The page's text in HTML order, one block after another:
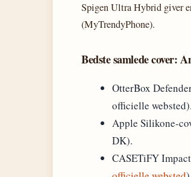
Spigen Ultra Hybrid giver
(MyTrendyPhone).
Bedste samlede cover:
OtterBox
officielle websted).
Apple Silikone-
DK).
CASETiFY